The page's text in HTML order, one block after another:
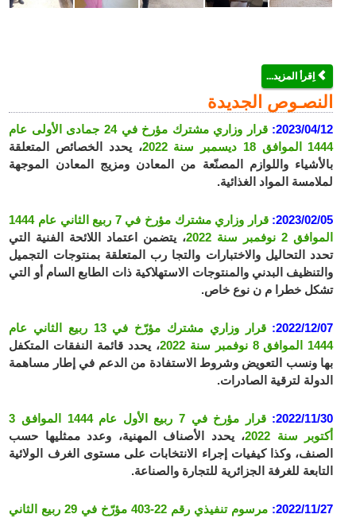
اِقرأ المزيد...
النصـوص الجديدة
2023/04/12:
قرار وزاري مشترك مؤرخ في 24 جمادى الأولى عام
1444 الموافق 18 ديسمبر سنة 2022
، يحدد الخصائص المتعلقة
بالأشياء واللوازم المصنّعة من المعادن ومزيج المعادن الموجهة
لملامسة المواد الغذائية.
2023/02/05:
قرار وزاري مشترك مؤرخ في 7 ربيع الثاني عام 1444
الموافق 2 نوفمبر سنة 2022
، يتضمن اعتماد اللائحة الفنية التي
تحدد التحاليل والاختبارات والتجا رب المتعلقة بمنتوجات التجميل
والتنظيف البدني والمنتوجات الاستهلاكية ذات الطابع السام أو التي
تشكل خطرا م ن نوع خاص.
2022/12/07:
قرار وزاري مشترك مؤرّخ في 13 ربيع الثاني عام
1444 الموافق 8 نوفمبر سنة 2022
، يحدد قائمة النفقات المتكفل
بها ونسب التعويض وشروط الاستفادة من الدعم في إطار مساهمة
الدولة لترقية الصادرات.
2022/11/30:
قرار مؤرخ في 7 ربيع الأول عام 1444 الموافق 3
أكتوبر سنة 2022
، يحدد الأصناف المهنية، وعدد ممثليها حسب
الصنف، وكذا كيفيات إجراء الانتخابات على مستوى الغرف الولائية
التابعة للغرفة الجزائرية للتجارة والصناعة.
2022/11/27:
مرسوم تنفيذي رقم 22-403 مؤرّخ في 29 ربيع الثاني